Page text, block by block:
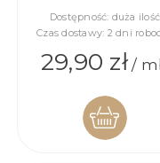
Dostępność: duża ilość
Czas dostawy: 2 dni
29,90 zł/